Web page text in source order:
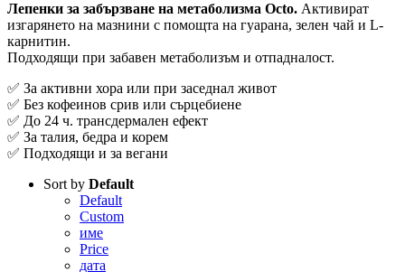
Лепенки за забързване на метаболизма Octo. Активират
изгарянето на мазнини с помощта на гуарана, зелен чай и L-
карнитин.
Подходящи при забавен метаболизъм и отпадналост.
✅ За активни хора или при заседнал живот
✅ Без кофеинов срив или сърцебиене
✅ До 24 ч. трансдермален ефект
✅ За талия, бедра и корем
✅ Подходящи и за вегани
Sort by Default
Default
Custom
име
Price
дата